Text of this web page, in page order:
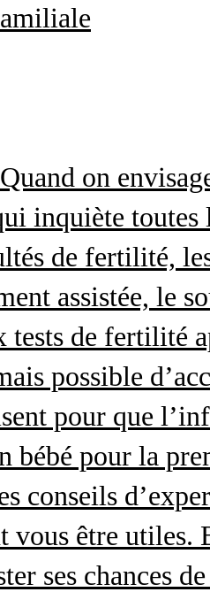
Quand on
inquiète
de fertilité,
assistée, le
tests de fertilité
possible
pour que
bébé pour la
conseils
vous être utiles.
ses chances